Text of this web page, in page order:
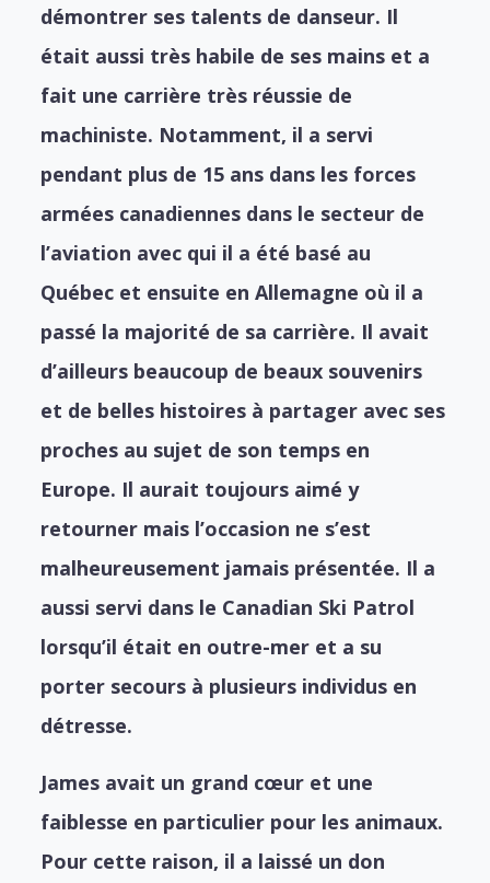
démontrer ses talents de danseur. Il
était aussi très habile de ses mains et a
fait une carrière très réussie de
machiniste. Notamment, il a servi
pendant plus de 15 ans dans les forces
armées canadiennes dans le secteur de
l’aviation avec qui il a été basé au
Québec et ensuite en Allemagne où il a
passé la majorité de sa carrière. Il avait
d’ailleurs beaucoup de beaux souvenirs
et de belles histoires à partager avec ses
proches au sujet de son temps en
Europe. Il aurait toujours aimé y
retourner mais l’occasion ne s’est
malheureusement jamais présentée. Il a
aussi servi dans le Canadian Ski Patrol
lorsqu’il était en outre-mer et a su
porter secours à plusieurs individus en
détresse.
James avait un grand cœur et une
faiblesse en particulier pour les animaux.
Pour cette raison, il a laissé un don